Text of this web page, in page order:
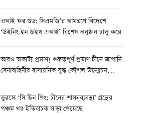
এআই ফর গুড: সিএমজি’র আমন্ত্রণে বিদেশে
‘উইনিং ইন উইথ এআই’ বিশেষ অনুষ্ঠান চালু করে
আরও অকাট্য প্রমাণ! গুরুত্বপূর্ণ প্রমাণ চীনে জাপানি
সেনাবাহিনীর রাসায়নিক যুদ্ধ কৌশল উন্মোচন
তুরস্কে ‘সি চিন পিং: চীনের শাসনব্যবস্থা’ গ্রন্থের
পঞ্চম খণ্ড ইতিবাচক সাড়া পেয়েছে